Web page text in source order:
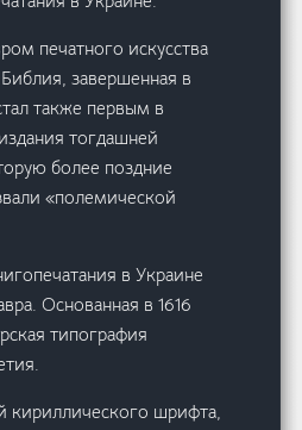
печатного искусства
завершенная в
также первым в
тогдашней
более поздние
«полемической
в Украине
Основанная в 1616
типография
кириллического шрифта,